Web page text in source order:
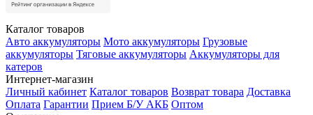
Каталог товаров
Авто аккумуляторы Мото аккумуляторы Грузовые
аккумуляторы Тяговые аккумуляторы Аккумуляторы для
катеров
Интернет-магазин
Личный кабинет Каталог товаров Возврат товара Доставка
Оплата Гарантии Прием Б/У АКБ Оптом